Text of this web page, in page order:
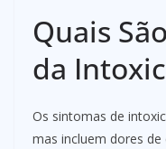
Quais
da
Os sintomas de
mas incluem dores